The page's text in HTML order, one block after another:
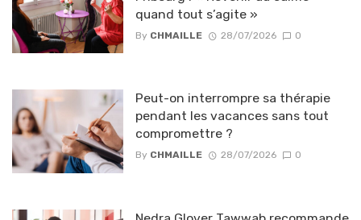
quand tout s’agite »
By CHMAILLE 28/07/2026 0
Peut-on interrompre sa thérapie
pendant les vacances sans tout
compromettre ?
By CHMAILLE 28/07/2026 0